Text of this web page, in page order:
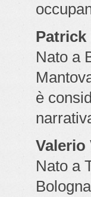
Patrick
Nato a
è
Valerio
Nato a